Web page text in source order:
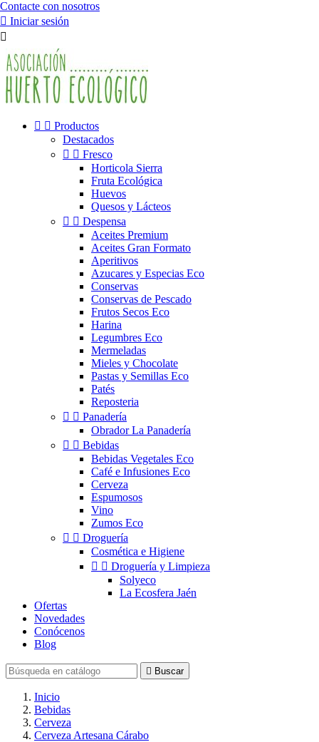
Contacte con nosotros
 Iniciar sesión

  Productos
Destacados
  Fresco
Horticola Sierra
Fruta Ecológica
Huevos
Quesos y Lácteos
  Despensa
Aceites Premium
Aceites Gran Formato
Aperitivos
Azucares y Especias Eco
Conservas
Conservas de Pescado
Frutos Secos Eco
Harina
Legumbres Eco
Mermeladas
Mieles y Chocolate
Pastas y Semillas Eco
Patés
Reposteria
  Panadería
Obrador La Panadería
  Bebidas
Bebidas Vegetales Eco
Café e Infusiones Eco
Cerveza
Espumosos
Vino
Zumos Eco
  Droguería
Cosmética e Higiene
  Droguería y Limpieza
Solyeco
La Ecosfera Jaén
Ofertas
Novedades
Conócenos
Blog
 Buscar
Inicio
Bebidas
Cerveza
Cerveza Artesana Cárabo